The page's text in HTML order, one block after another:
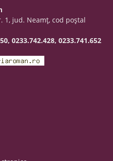
1, jud. Neamţ, cod poştal
0233.742.428, 0233.741.652